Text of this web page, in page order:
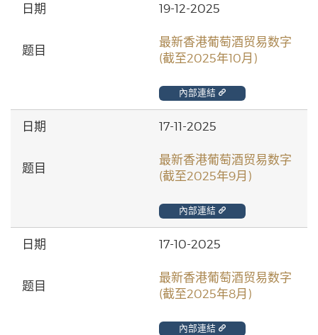
19-12-2025
最新香港葡萄酒贸易数字
(截至2025年10月)
內部連結
17-11-2025
最新香港葡萄酒贸易数字
(截至2025年9月)
內部連結
17-10-2025
最新香港葡萄酒贸易数字
(截至2025年8月)
內部連結